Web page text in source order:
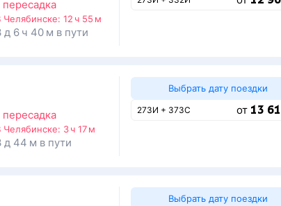
пересадка
Челябинске: 12 ч 55 м
д 6 ч 40 м в пути
пересадка
Челябинске: 3 ч 17 м
д 44 м в пути
Выбрать дату поездки
273И + 373С от 13
Выбрать дату поездки